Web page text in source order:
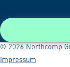
© 2026 Northcomp
Impressum